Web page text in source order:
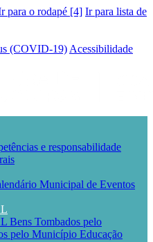
para o rodapé [4] Ir para lista de
(COVID-19) Acessibilidade
e responsabilidade
Municipal de Eventos
Bens Tombados pelo
pelo Município Educação